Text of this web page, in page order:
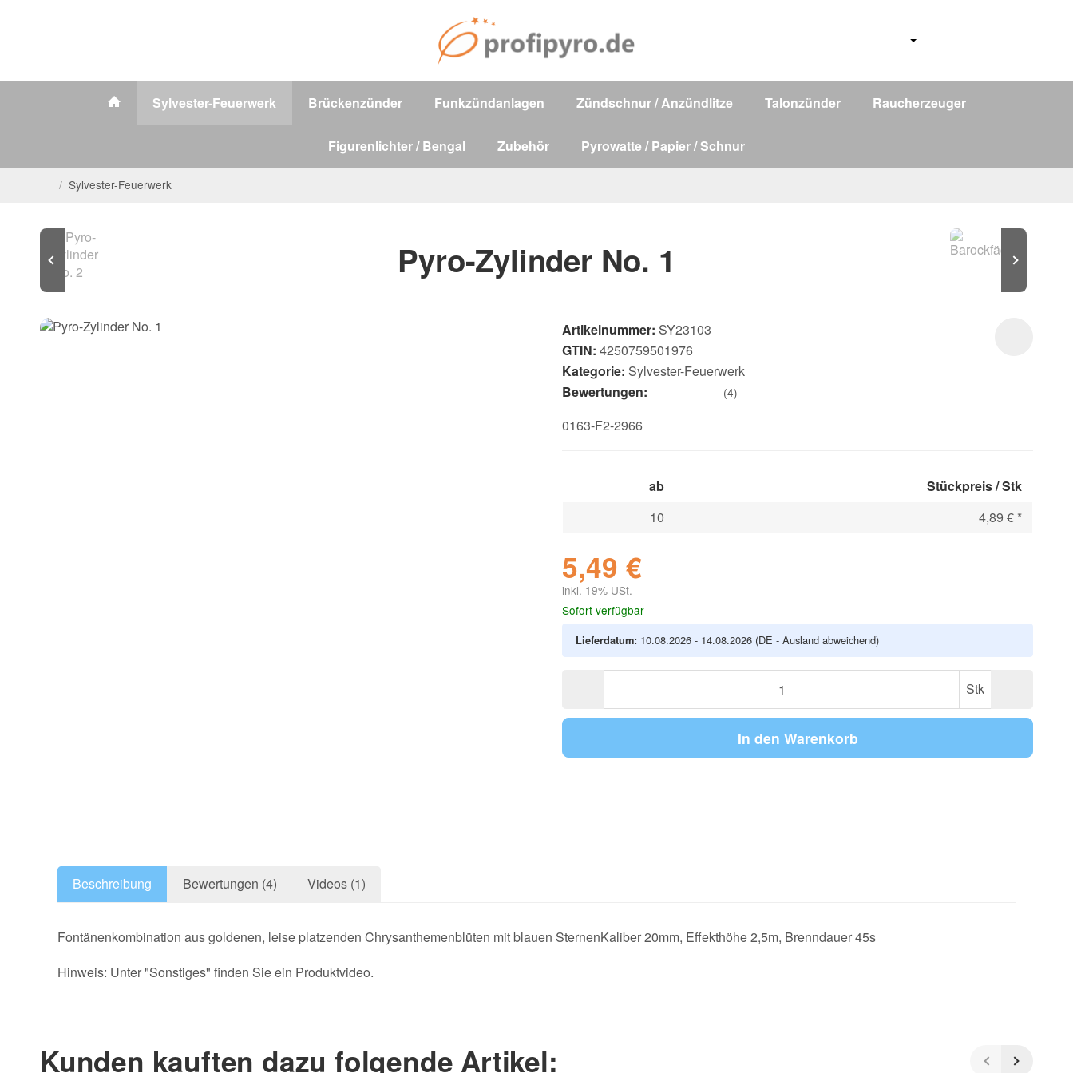
Sylvester-Feuerwerk Brückenzünder Funkzündanlagen Zündschnur / Anzündlitze Talonzünder Raucherzeuger
Figurenlichter / Bengal Zubehör Pyrowatte / Papier / Schnur
/ Sylvester-Feuerwerk
Pyro-Zylinder No. 1
Artikelnummer: SY23103
GTIN: 4250759501976
Kategorie: Sylvester-Feuerwerk
Bewertungen:
(4)
0163-F2-2966
ab
Stückpreis / Stk
10
4,89 € *
5,49 €
inkl. 19% USt.
Sofort verfügbar
Lieferdatum: 10.08.2026 - 14.08.2026 (DE - Ausland abweichend)
Stk
In den Warenkorb
Beschreibung Bewertungen (4) Videos (1)
Fontänenkombination aus goldenen, leise platzenden Chrysanthemenblüten mit blauen SternenKaliber 20mm, Effekthöhe 2,5m, Brenndauer 45s
Hinweis: Unter "Sonstiges" finden Sie ein Produktvideo.
Mathias D. | 06.02.2020 | Verifizierter Kauf
Kunden kauften dazu folgende Artikel: